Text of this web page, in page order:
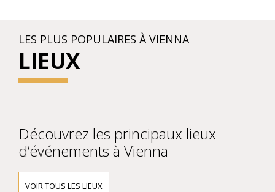
LES PLUS POPULAIRES À VIENNA
LIEUX
Découvrez les principaux lieux
d’événements à Vienna
VOIR TOUS LES LIEUX